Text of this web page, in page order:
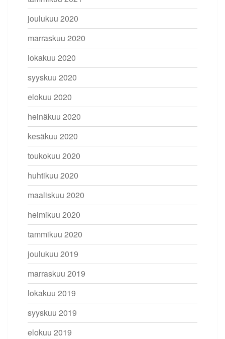
joulukuu 2020
marraskuu 2020
lokakuu 2020
syyskuu 2020
elokuu 2020
heinäkuu 2020
kesäkuu 2020
toukokuu 2020
huhtikuu 2020
maaliskuu 2020
helmikuu 2020
tammikuu 2020
joulukuu 2019
marraskuu 2019
lokakuu 2019
syyskuu 2019
elokuu 2019